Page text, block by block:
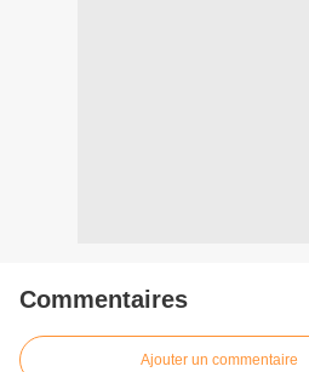
Commentaires
Ajouter un commentaire